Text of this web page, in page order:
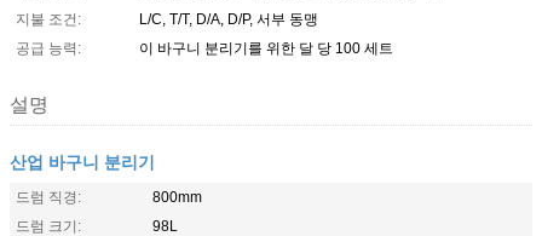
지불 조건:
L/C, T/T, D/A, D/P, 서부 동맹
공급 능력:
이 바구니 분리기를 위한 달 당 100 세트
설명
산업 바구니 분리기
드럼 직경:
800mm
드럼 크기:
98L